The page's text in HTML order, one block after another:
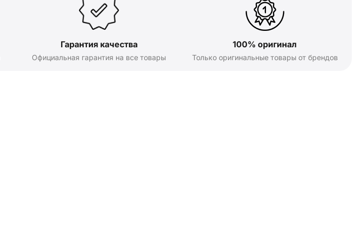
Гарантия качества
Официальная гарантия на все товары
100% оригинал
Только оригинальные товары от брендов